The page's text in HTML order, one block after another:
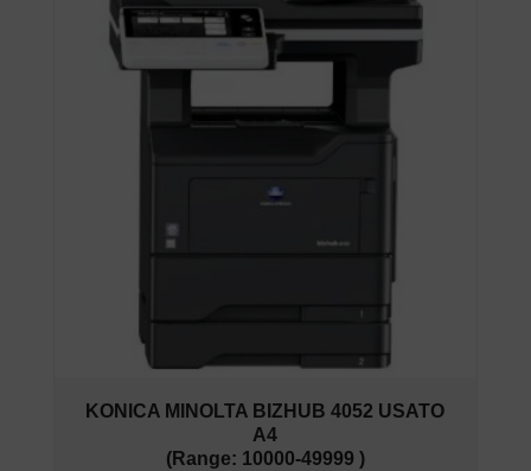
KONICA MINOLTA BIZHUB 4052 USATO
A4
(Range: 10000-49999 )